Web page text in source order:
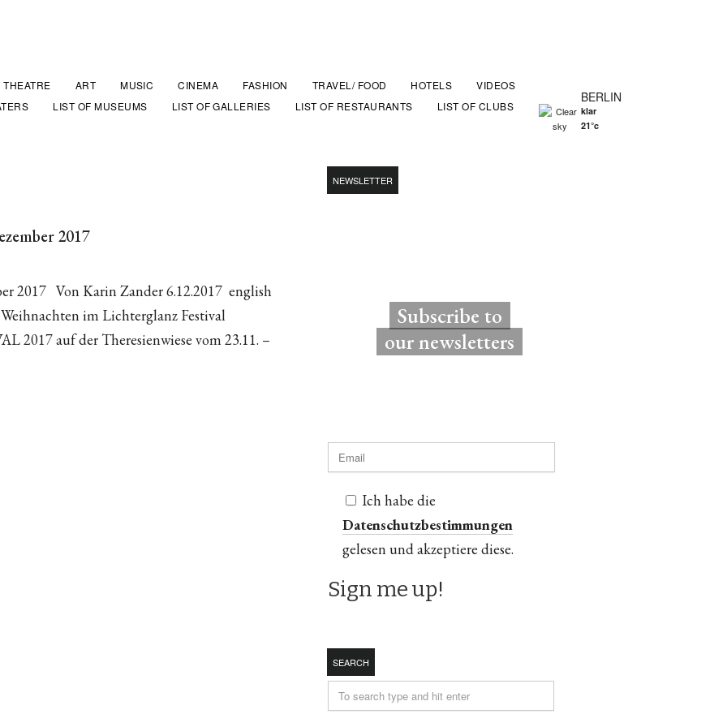
BERLIN
klar
21°c
THEATRE ART MUSIC CINEMA FASHION TRAVEL/ FOOD HOTELS
VIDEOS
LIST OF MUSEUMS LIST OF GALLERIES LIST OF RESTAURANTS LIST OF CLUBS
2017
2017 Von Karin Zander 6.12.2017 english
im Lichterglanz Festival
2017 auf der Theresienwiese vom 23.11. –
NEWSLETTER
Subscribe to
our newsletters
Ich habe die
Datenschutzbestimmungen
gelesen und akzeptiere diese.
SEARCH